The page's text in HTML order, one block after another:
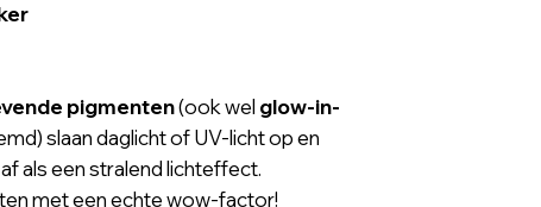
pigmenten(ook wel glow-in-
slaan daglicht of UV-licht op en
als een stralend lichteffect.
met een echte wow-factor!